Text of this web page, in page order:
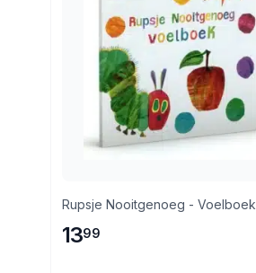
Rupsje Nooitgenoeg - Voelboek
1399